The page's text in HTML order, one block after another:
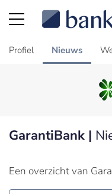
Profiel Nieuws
GarantiBank |
Een overzicht van